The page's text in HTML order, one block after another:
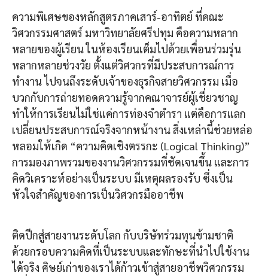
ความพิเศษของหลักสูตรภาคเสาร์-อาทิตย์ ที่คณะ
วิศวกรรมศาสตร์ มหาวิทยาลัยศรีปทุม คือความหลาก
หลายของผู้เรียน ในห้องเรียนเต็มไปด้วยเพื่อนร่วมรุ่น
หลากหลายช่วงวัย ตั้งแต่วิศวกรที่มีประสบการณ์การ
ทำงาน ไปจนถึงระดับเจ้าของธุรกิจสายวิศวกรรม เมื่อ
บวกกับการถ่ายทอดความรู้จากคณาจารย์ผู้เชี่ยวชาญ
ทำให้การเรียนไม่ใช่แค่การท่องจำตำรา แต่คือการแลก
เปลี่ยนประสบการณ์จริงจากหน้างาน สิ่งเหล่านี้ช่วยหล่อ
หลอมให้เกิด “ความคิดเชิงตรรกะ (Logical Thinking)”
การมองภาพรวมของงานวิศวกรรมที่ชัดเจนขึ้น และการ
คิดวิเคราะห์อย่างเป็นระบบ มีเหตุผลรองรับ ซึ่งเป็น
หัวใจสำคัญของการเป็นวิศวกรมืออาชีพ
ติดปีกสู่สายงานระดับโลก กับบริษัทร่วมทุนข้ามชาติ
ด้วยกรอบความคิดที่เป็นระบบและทักษะที่นำไปใช้งาน
ได้จริง ศิษย์เก่าของเราได้ก้าวเข้าสู่สายอาชีพวิศวกรรม